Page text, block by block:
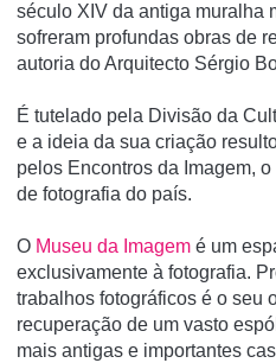
século XIV da antiga muralha
sofreram profundas obras de
autoria do Arquitecto Sérgio
É tutelado pela Divisão da
e a ideia da sua criação
pelos Encontros da Imagem,
de fotografia do paí­s.
O Museu da Imagem é um
exclusivamente à fotografia.
trabalhos fotográficos é o seu
recuperação de um vasto
mais antigas e importantes